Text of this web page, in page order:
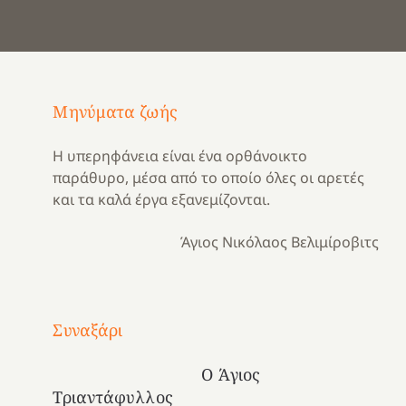
Μηνύματα ζωής
Η υπερηφάνεια είναι ένα ορθάνοικτο
παράθυρο, μέσα από το οποίο όλες οι αρετές
και τα καλά έργα εξανεμίζονται.
Άγιος Νικόλαος Βελιμίροβιτς
Συναξάρι
Ο Άγιος
Τριαντάφυλλος
Μια
και
Κατασκηνωτικές